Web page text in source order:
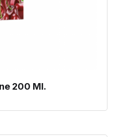
200 Ml.